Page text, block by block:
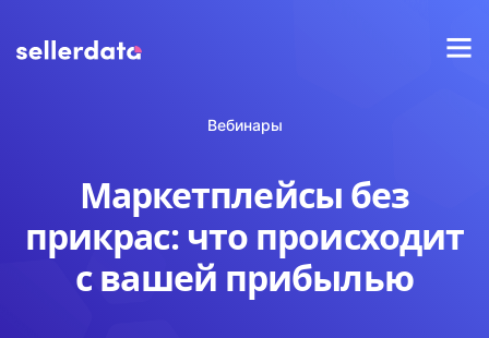
Вебинары
Маркетплейсы без
прикрас: что происходит
с вашей прибылью